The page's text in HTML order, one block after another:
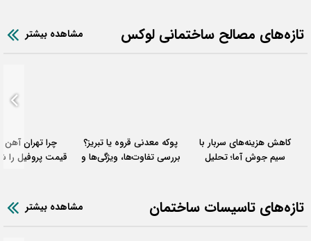
تازه‌های مصالح ساختمانی لوکس مشاهده بیشتر
کاهش هزینه‌های سربار با
سیم جوش آما؛ تحلیل
پوکه معدنی قروه یا تبریز؟
بررسی تفاوت‌ها، ویژگی‌ها و
چرا تهران
قیمت پروفیل را
تازه‌های تاسیسات ساختمان مشاهده بیشتر